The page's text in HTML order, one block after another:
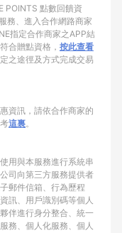
POINTS 點數回饋資
務、進入合作網路商家
指定合作商家之APP結
合贈點資格， 按此查看
之途徑及方式完成交易
資訊，請依合作商家的
這裏。
用與本服務進行系統串
司向第三方服務提供者
郵件信箱、行為歷程
訊、用戶識別碼等個人
伴進行身分整合、統一
務、個人化服務、個人